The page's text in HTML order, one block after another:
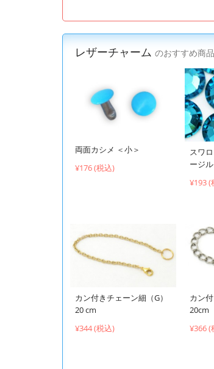
レザーチャーム のおすすめ商品
両面カシメ ＜小＞
¥176 (税込)
スワ
ージ
¥193 (
カン付きチェーン細（G）
20 cm
¥344 (税込)
カン
20cm
¥366 (